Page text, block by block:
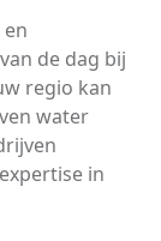
de dag bij
regio kan
water
in